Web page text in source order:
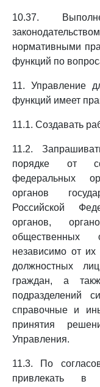
10.37.
нормативными
функций по
11. Управление
функций имеет
11.1. Создавать
11.2.
порядке от
федеральных
органов
Российской
органов,
общественных
независимо от
должностных
граждан, а
подразделений
справочные и
принятия
Управления.
11.3. По
привлекать в